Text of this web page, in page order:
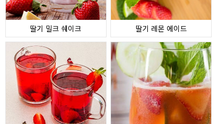
딸기 밀크 쉐이크 딸기 레몬 에이드